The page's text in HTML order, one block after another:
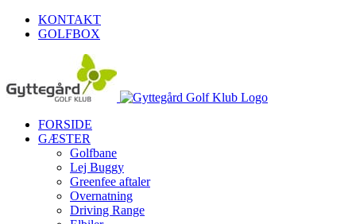
Skip
KONTAKT
GOLFBOX
FORSIDE
GÆSTER
Golfbane
Lej Buggy
Greenfee aftaler
Overnatning
Driving Range